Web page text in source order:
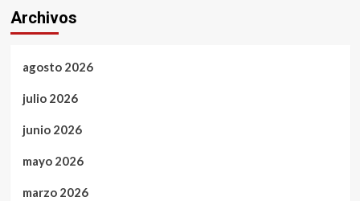
Archivos
agosto 2026
julio 2026
junio 2026
mayo 2026
marzo 2026